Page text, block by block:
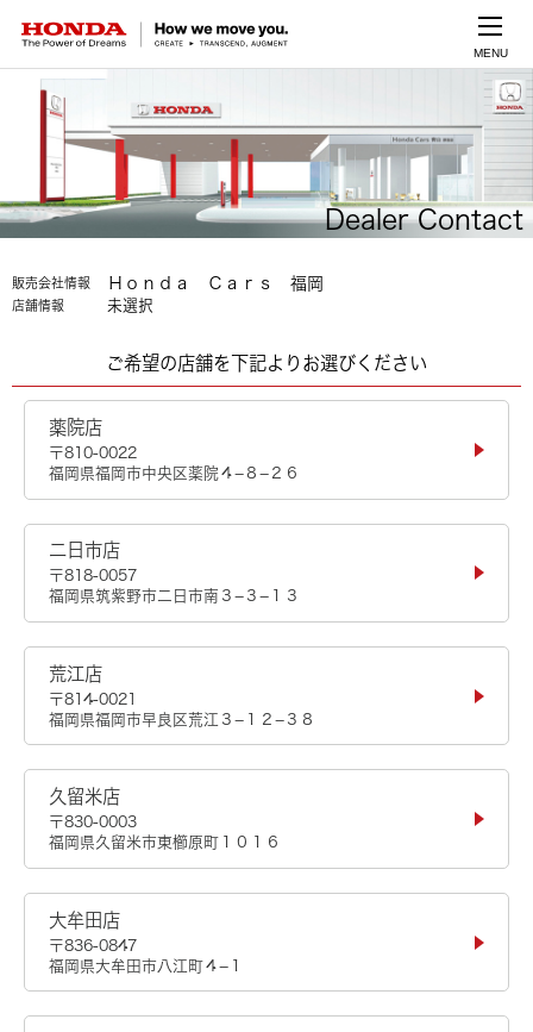
MENU
Dealer Contact
販売会社情報 Ｈｏｎｄａ Ｃａｒｓ 福岡
店舗情報 未選択
ご希望の店舗を下記よりお選びください
薬院店
〒810-0022
福岡県福岡市中央区薬院４−８−２６
二日市店
〒818-0057
福岡県筑紫野市二日市南３−３−１３
荒江店
〒814-0021
福岡県福岡市早良区荒江３−１２−３８
久留米店
〒830-0003
福岡県久留米市東櫛原町１０１６
大牟田店
〒836-0847
福岡県大牟田市八江町４−１